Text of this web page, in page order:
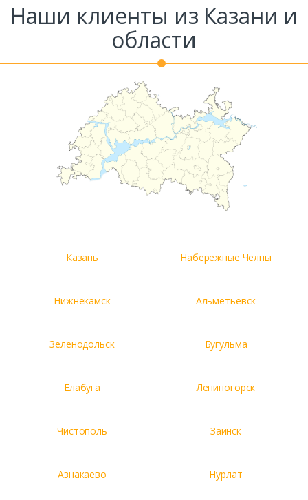
Наши клиенты из Казани и
области
Казань Набережные Челны
Нижнекамск Альметьевск
Зеленодольск Бугульма
Елабуга Лениногорск
Чистополь Заинск
Азнакаево Нурлат